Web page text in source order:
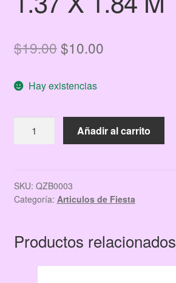
$19.00El
original
era:
$19.00.
$10.00El
es:
$10.00.
Hay existencias
PLASTICO
1.84
M
Añadir al carrito
SKU: QZB0003
Categoría: Articulos de Fiesta
Productos relacionados